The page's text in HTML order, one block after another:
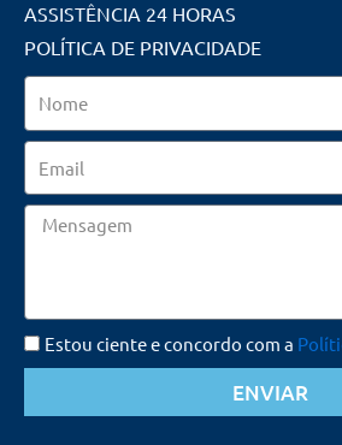
ASSISTÊNCIA 24 HORAS
POLÍTICA DE PRIVACIDADE
Mensagem
Estou ciente e concordo com a
ENVIAR